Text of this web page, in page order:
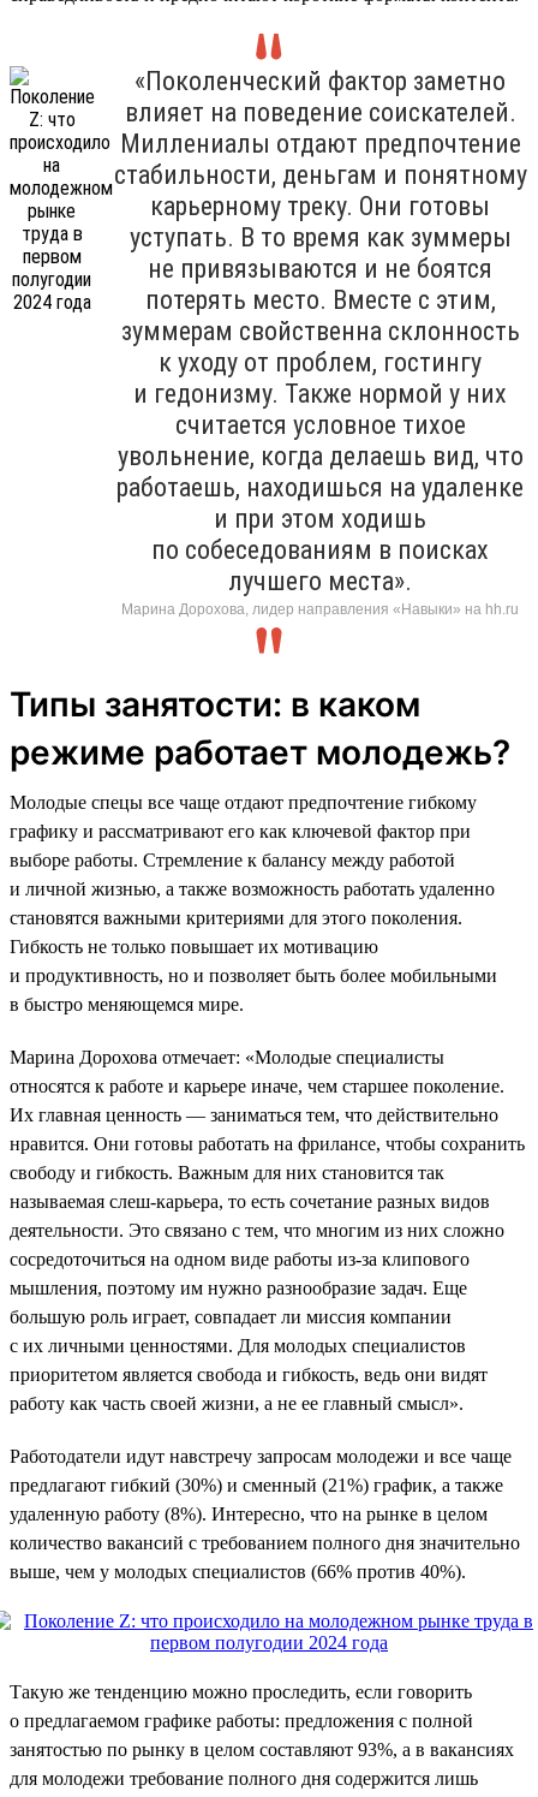
«Поколенческий фактор заметно
влияет на поведение соискателей.
Миллениалы отдают предпочтение
стабильности, деньгам и понятному
карьерному треку. Они готовы
уступать. В то время как зуммеры
не привязываются и не боятся
потерять место. Вместе с этим,
зуммерам свойственна склонность
к уходу от проблем, гостингу
и гедонизму. Также нормой у них
считается условное тихое
увольнение, когда делаешь вид, что
работаешь, находишься на удаленке
и при этом ходишь
по собеседованиям в поисках
лучшего места».
Марина Дорохова, лидер направления «Навыки» на hh.ru
Типы занятости: в каком
режиме работает молодежь?
Молодые спецы все чаще отдают предпочтение гибкому
графику и рассматривают его как ключевой фактор при
выборе работы. Стремление к балансу между работой
и личной жизнью, а также возможность работать удаленно
становятся важными критериями для этого поколения.
Гибкость не только повышает их мотивацию
и продуктивность, но и позволяет быть более мобильными
в быстро меняющемся мире.
Марина Дорохова отмечает: «Молодые специалисты
относятся к работе и карьере иначе, чем старшее поколение.
Их главная ценность — заниматься тем, что действительно
нравится. Они готовы работать на фрилансе, чтобы сохранить
свободу и гибкость. Важным для них становится так
называемая слеш-карьера, то есть сочетание разных видов
деятельности. Это связано с тем, что многим из них сложно
сосредоточиться на одном виде работы из-за клипового
мышления, поэтому им нужно разнообразие задач. Еще
большую роль играет, совпадает ли миссия компании
с их личными ценностями. Для молодых специалистов
приоритетом является свобода и гибкость, ведь они видят
работу как часть своей жизни, а не ее главный смысл».
Работодатели идут навстречу запросам молодежи и все чаще
предлагают гибкий (30%) и сменный (21%) график, а также
удаленную работу (8%). Интересно, что на рынке в целом
количество вакансий с требованием полного дня значительно
выше, чем у молодых специалистов (66% против 40%).
Такую же тенденцию можно проследить, если говорить
о предлагаемом графике работы: предложения с полной
занятостью по рынку в целом составляют 93%, а в вакансиях
для молодежи требование полного дня содержится лишь